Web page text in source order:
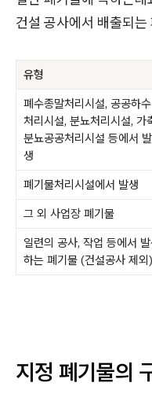
건설 공사에서 배출되는
유형
폐수종말처리시설, 공공하수
처리시설, 분뇨처리시설, 가
분뇨공공처리시설 등에서 발
생
폐기물처리시설에서 발생
그 외 사업장 폐기물
일련의 공사, 작업 등에서
하는 폐기물 (건설공사 제외)
지정 폐기물의